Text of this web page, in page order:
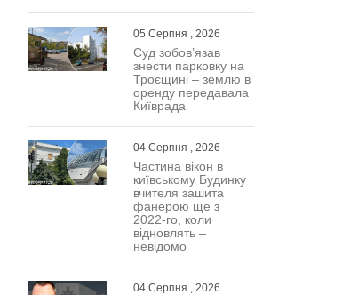
05 Серпня , 2026
Суд зобов’язав
знести парковку на
Троєщині – землю в
оренду передавала
Київрада
04 Серпня , 2026
Частина вікон в
київському Будинку
вчителя зашита
фанерою ще з
2022-го, коли
відновлять –
невідомо
04 Серпня , 2026